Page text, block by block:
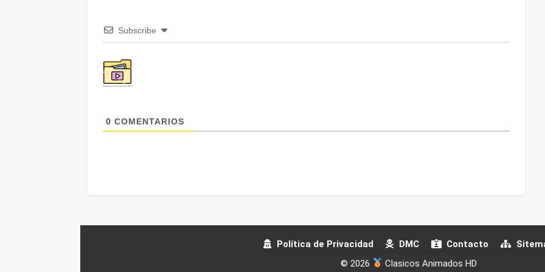
Subscribe
0 COMENTARIOS
Política de Privacidad DMC Contacto
© 2026
Clasicos Animados HD